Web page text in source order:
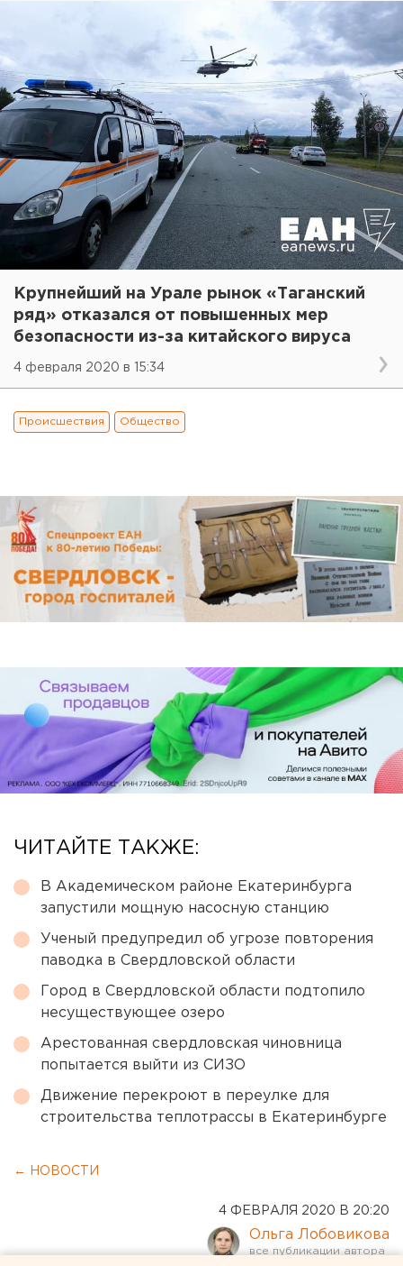
Крупнейший на Урале рынок «Таганский
ряд» отказался от повышенных мер
безопасности из-за китайского вируса
4 февраля 2020 в 15:34
Происшествия Общество
ЧИТАЙТЕ ТАКЖЕ:
В Академическом районе Екатеринбурга
запустили мощную насосную станцию
Ученый предупредил об угрозе повторения
паводка в Свердловской области
Город в Свердловской области подтопило
несуществующее озеро
Арестованная свердловская чиновница
попытается выйти из СИЗО
Движение перекроют в переулке для
строительства теплотрассы в Екатеринбурге
← НОВОСТИ
4 ФЕВРАЛЯ 2020 В 20:20
Ольга Лобовикова